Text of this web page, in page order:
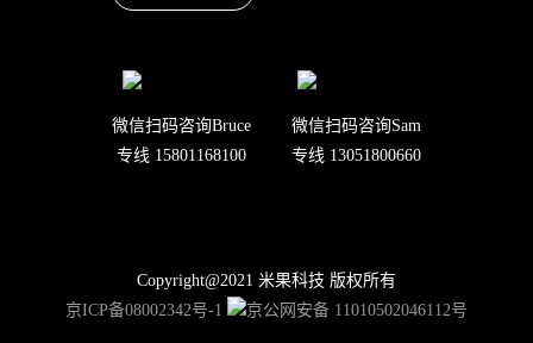
微信扫码咨询Bruce
专线 15801168100
微信扫码咨询Sam
专线 13051800660
Copyright@2021 米果科技 版权所有
京ICP备08002342号-1
京公网安备 11010502046112号